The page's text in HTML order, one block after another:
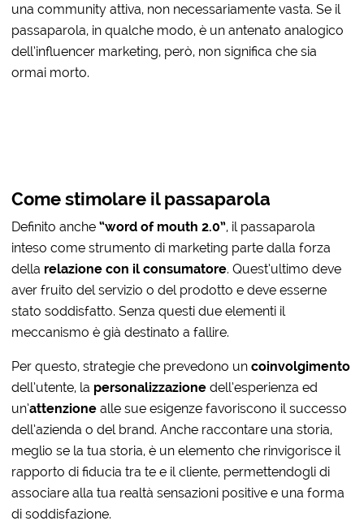
una community attiva, non necessariamente vasta. Se il
passaparola, in qualche modo, è un antenato analogico
dell’influencer marketing, però, non significa che sia
ormai morto.
Come stimolare il passaparola
Definito anche“word of mouth 2.0”, il passaparola
inteso come strumento di marketing parte dalla forza
della relazione con il consumatore. Quest’ultimo deve
aver fruito del servizio o del prodotto e deve esserne
stato soddisfatto. Senza questi due elementi il
meccanismo è già destinato a fallire.
Per questo, strategie che prevedono uncoinvolgimento
dell’utente, la personalizzazione dell’esperienza ed
un’attenzione alle sue esigenze favoriscono il successo
dell’azienda o del brand. Anche raccontare una storia,
meglio se la tua storia, è un elemento che rinvigorisce il
rapporto di fiducia tra te e il cliente, permettendogli di
associare alla tua realtà sensazioni positive e una forma
di soddisfazione.